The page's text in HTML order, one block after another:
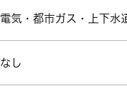
電気・都市ガス・上下水
なし